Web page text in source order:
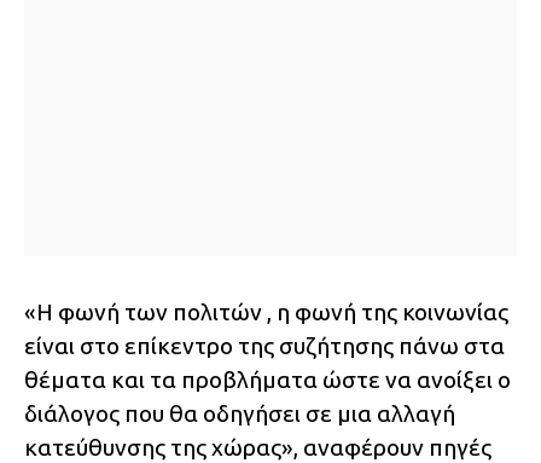
«Η φωνή των πολιτών , η φωνή της κοινωνίας
είναι στο επίκεντρο της συζήτησης πάνω στα
θέματα και τα προβλήματα ώστε να ανοίξει ο
διάλογος που θα οδηγήσει σε μια αλλαγή
κατεύθυνσης της χώρας», αναφέρουν πηγές